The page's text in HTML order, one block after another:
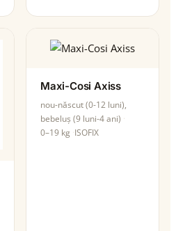
Maxi-Cosi Axiss
nou-născut (0-12 luni),
bebeluș (9 luni-4 ani)
0–19 kg ISOFIX